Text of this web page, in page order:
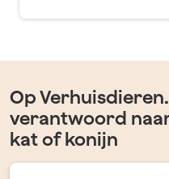
Op
verantwoord
kat of konijn